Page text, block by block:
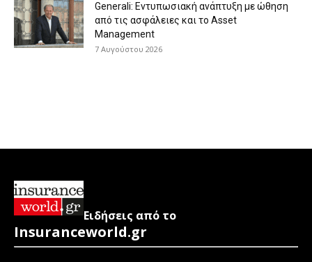
Generali: Eντυπωσιακή ανάπτυξη με ώθηση
από τις ασφάλειες και το Asset
Management
7 Αυγούστου 2026
Ειδήσεις από το
Insuranceworld.gr